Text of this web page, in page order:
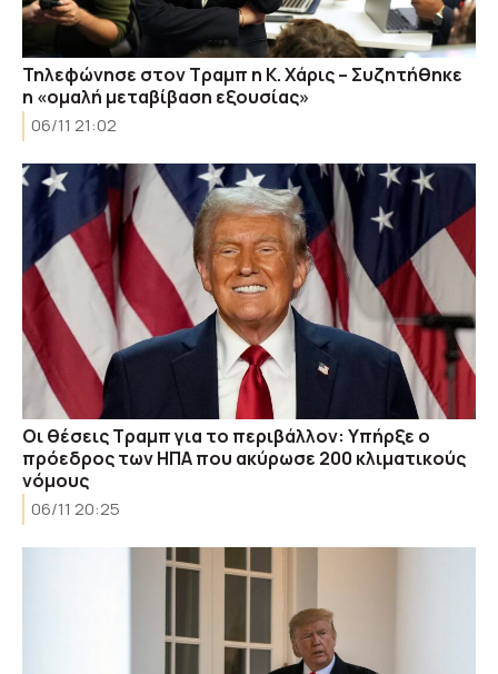
Τηλεφώνησε στον Τραμπ η Κ. Χάρις – Συζητήθηκε
η «ομαλή μεταβίβαση εξουσίας»
06/11 21:02
Οι θέσεις Τραμπ για το περιβάλλον: Υπήρξε ο
πρόεδρος των ΗΠΑ που ακύρωσε 200 κλιματικούς
νόμους
06/11 20:25